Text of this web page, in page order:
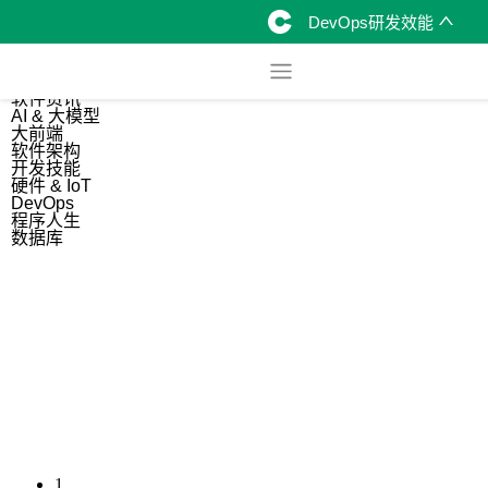
DevOps研发效能
软件资讯
AI & 大模型
大前端
软件架构
开发技能
硬件 & IoT
DevOps
程序人生
数据库
1